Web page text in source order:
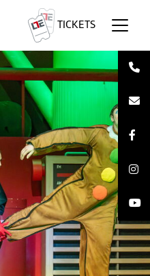
TICKETS